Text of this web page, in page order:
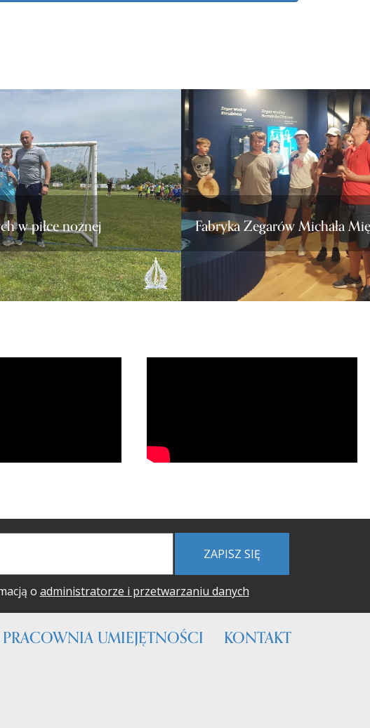
w piłce nożnej Fabryka Zegarów Michała
ZAPISZ SIĘ
o administratorze i przetwarzaniu danych
PRACOWNIA UMIEJĘTNOŚCI KONTAKT